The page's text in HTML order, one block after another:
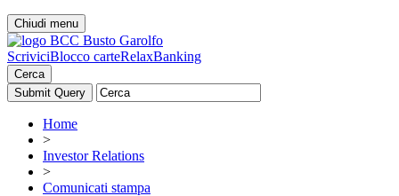
Chiudi menu
ScriviciBlocco carteRelaxBanking
Cerca
Home
>
Investor Relations
>
Comunicati stampa